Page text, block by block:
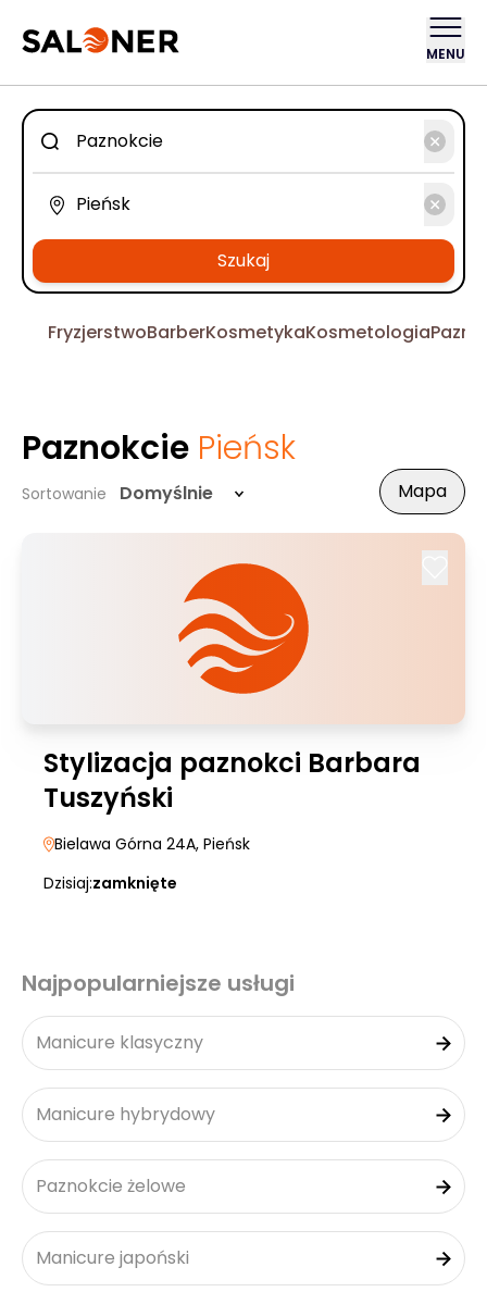
MENU
Szukaj
FryzjerstwoBarberKosmetykaKosmetologia
Paznokcie Pieńsk
Sortowanie Domyślnie Mapa
Stylizacja paznokci Barbara
Tuszyński
Bielawa Górna 24A, Pieńsk
Dzisiaj:zamknięte
Najpopularniejsze usługi
Manicure klasyczny
Manicure hybrydowy
Paznokcie żelowe
Manicure japoński